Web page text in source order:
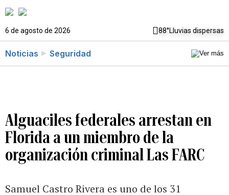
6 de agosto de 2026 88°Lluvias dispersas
Noticias Seguridad
Alguaciles federales arrestan en
Florida a un miembro de la
organización criminal Las FARC
Samuel Castro Rivera es uno de los 31